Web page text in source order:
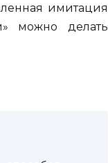
имитация
можно делать